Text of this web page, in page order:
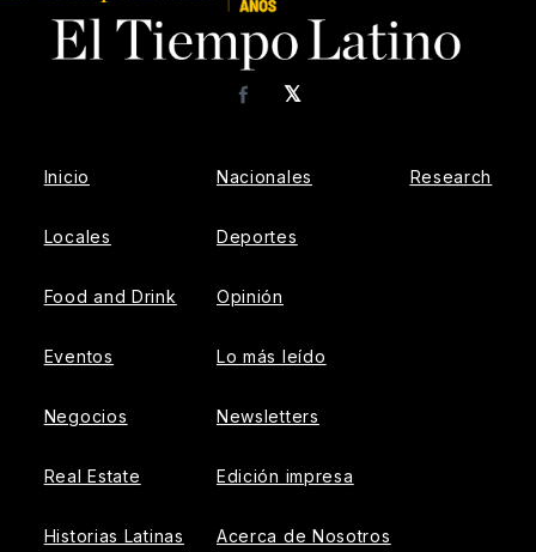
𝕏
Facebook
Inicio
Locales
Food and Drink
Eventos
Negocios
Real Estate
Historias Latinas
Nacionales
Deportes
Opinión
Lo más leído
Newsletters
Edición impresa
Acerca de Nosotros
Research